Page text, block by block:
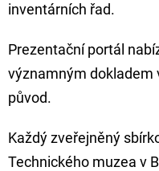
inventárních řad.
Prezentační portál
významným dokladem
původ.
Každý zveřejněný
Technického muzea v